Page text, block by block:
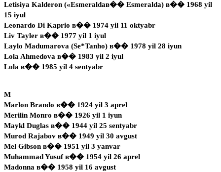
Letisiya Kalderon («Esmeraldaв�� Esmeralda) в�� 1968 yil
15 iyul
Leonardo Di Kaprio в�� 1974 yil 11 oktyabr
Liv Tayler в�� 1977 yil 1 iyul
Laylo Madumarova (Se*Tanho) в�� 1978 yil 28 iyun
Lola Ahmedova в�� 1983 yil 2 iyul
Lola в�� 1985 yil 4 sentyabr
M
Marlon Brando в�� 1924 yil 3 aprel
Merilin Monro в�� 1926 yil 1 iyun
Maykl Duglas в�� 1944 yil 25 sentyabr
Murod Rajabov в�� 1949 yil 30 avgust
Mel Gibson в�� 1951 yil 3 yanvar
Muhammad Yusuf в�� 1954 yil 26 aprel
Madonna в�� 1958 yil 16 avgust